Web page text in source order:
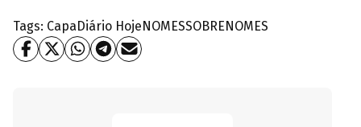
Tags: CapaDiário HojeNOMESSOBRENOMES